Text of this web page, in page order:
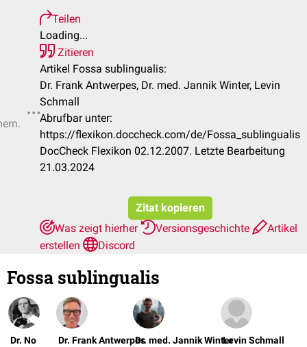
Teilen
Loading...
Zitieren
Artikel Fossa sublingualis:
Dr. Frank Antwerpes, Dr. med. Jannik Winter, Levin
Schmall
Abrufbar unter:
https://flexikon.doccheck.com/de/Fossa_sublingualis
DocCheck Flexikon 02.12.2007. Letzte Bearbeitung
21.03.2024
Zitat kopieren
Was zeigt hierher
Versionsgeschichte
Artikel
erstellen
Discord
Fossa sublingualis
Dr. No Dr. Frank AntwerpesDr. med. Jannik WinterLevin Schmall